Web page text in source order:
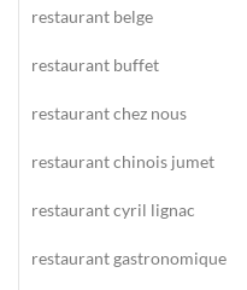
restaurant belge
restaurant buffet
restaurant chez nous
restaurant chinois jumet
restaurant cyril lignac
restaurant gastronomique